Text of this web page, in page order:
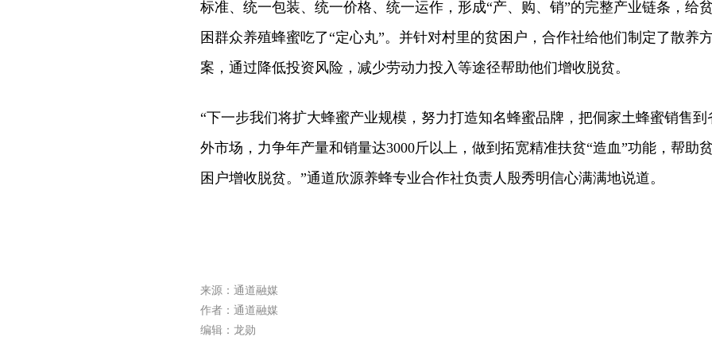
标准、统一包装、统一价格、统一运作，形成“产、购、销”的完整产业链条，给贫
困群众养殖蜂蜜吃了“定心丸”。并针对村里的贫困户，合作社给他们制定了散养
案，通过降低投资风险，减少劳动力投入等途径帮助他们增收脱贫。
“下一步我们将扩大蜂蜜产业规模，努力打造知名蜂蜜品牌，把侗家土蜂蜜销售到
外市场，力争年产量和销量达3000斤以上，做到拓宽精准扶贫“造血”功能，帮助贫
困户增收脱贫。”通道欣源养蜂专业合作社负责人殷秀明信心满满地说道。
来源：通道融媒
作者：通道融媒
编辑：龙勋